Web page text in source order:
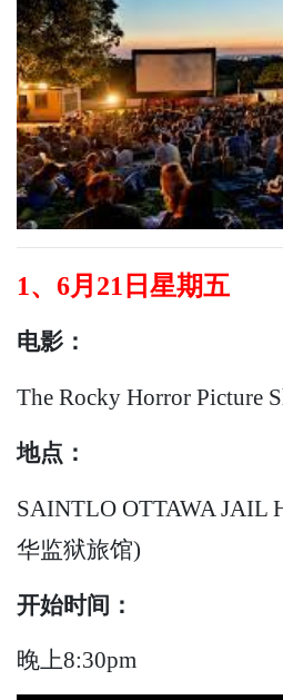
1、 6月21日 星期五
电影：
The Rocky Horror Picture
地点：
SAINTLO OTTAWA JAIL
华监狱旅馆)
开始时间：
晚上8:30pm